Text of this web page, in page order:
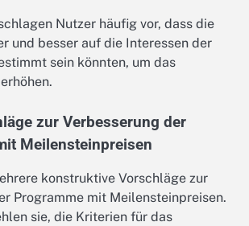
Nutzer häufig vor, dass die
und besser auf die Interessen der
sein könnten, um das
zur Verbesserung der
Meilensteinpreisen
konstruktive Vorschläge zur
Programme mit Meilensteinpreisen.
sie, die Kriterien für das